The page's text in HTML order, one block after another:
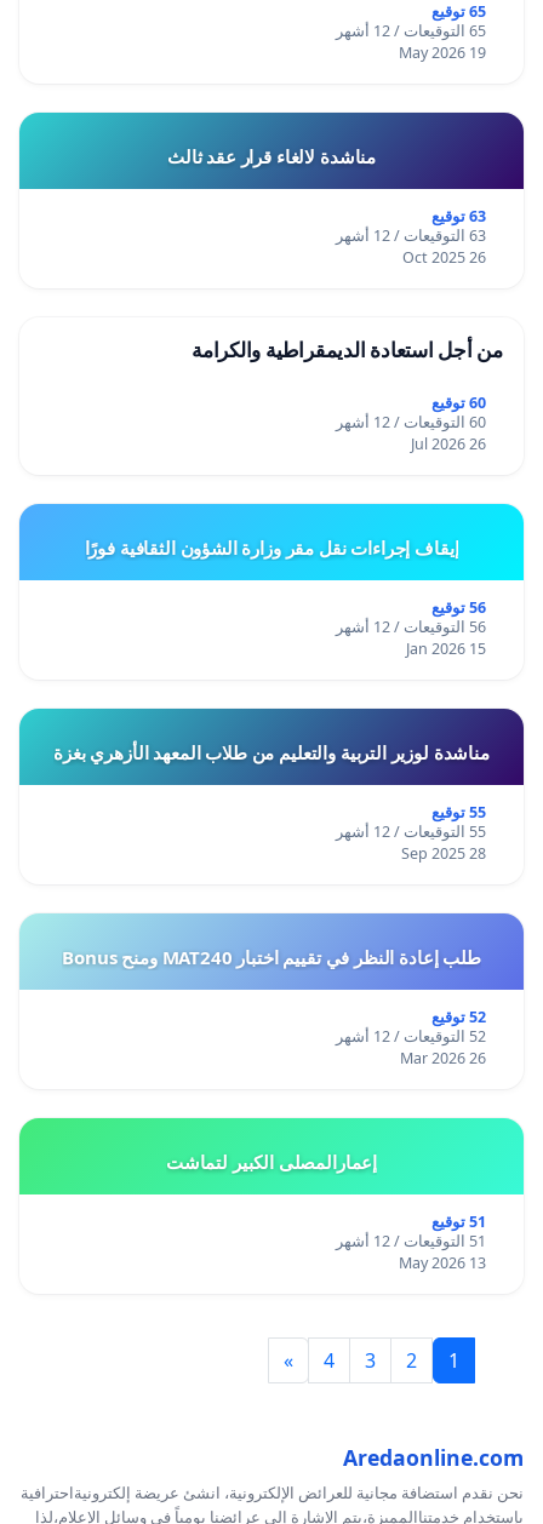
65 توقيع
65 التوقيعات / 12 أشهر
19 May 2026
مناشدة لالغاء قرار عقد ثالث
63 توقيع
63 التوقيعات / 12 أشهر
26 Oct 2025
من أجل استعادة الديمقراطية والكرامة
60 توقيع
60 التوقيعات / 12 أشهر
26 Jul 2026
إيقاف إجراءات نقل مقر وزارة الشؤون الثقافية فورًا
56 توقيع
56 التوقيعات / 12 أشهر
15 Jan 2026
مناشدة لوزير التربية والتعليم من طلاب المعهد الأزهري بغزة
55 توقيع
55 التوقيعات / 12 أشهر
28 Sep 2025
طلب إعادة النظر في تقييم اختبار MAT240 ومنح Bonus
52 توقيع
52 التوقيعات / 12 أشهر
26 Mar 2026
إعمارالمصلى الكبير لتماشت
51 توقيع
51 التوقيعات / 12 أشهر
13 May 2026
1
2
3
4
»
Aredaonline.com
نحن نقدم استضافة مجانية للعرائض الإلكترونية، انشئ عريضة إلكترونيةاحترافية
بإستخدام خدمتناالمميزة،يتم الإشارة إلى عرائضنا يومياً في وسائل الإعلام،لذا